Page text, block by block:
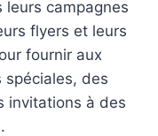
campagnes
flyers et leurs
fournir aux
spéciales, des
invitations à des